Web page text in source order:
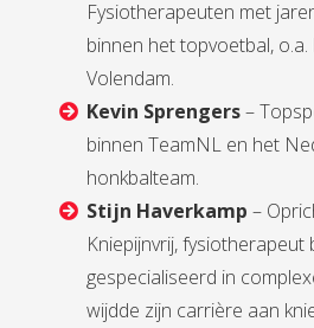
Fysiotherapeuten met
binnen het topvoetbal, o.a.
Volendam.
Kevin Sprengers–
binnen TeamNL en het
honkbalteam.
Stijn Haverkamp –
Kniepijnvrij, fysiotherapeut
gespecialiseerd in
wijdde zijn carrière aan